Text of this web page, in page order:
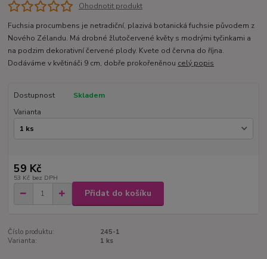
Ohodnotit produkt
Fuchsia procumbens je netradiční, plazivá botanická fuchsie původem z
Nového Zélandu. Má drobné žlutočervené květy s modrými tyčinkami a
na podzim dekorativní červené plody. Kvete od června do října.
Dodáváme v květináči 9 cm, dobře prokořeněnou celý popis
Dostupnost
Skladem
Varianta
59 Kč
53 Kč bez DPH
Přidat do košíku
Číslo produktu:
245-1
Varianta:
1 ks